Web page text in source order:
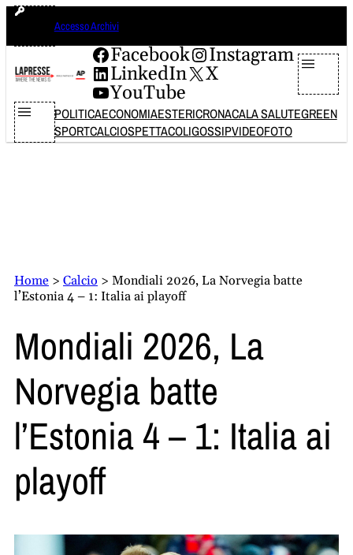
Vai
contenuto
Accesso Archivi
Facebook
Instagram
LinkedIn
X
YouTube
POLITICAECONOMIAESTERICRONACALA SALUTEGREEN
SPORTCALCIOSPETTACOLIGOSSIPVIDEOFOTO
Home > Calcio > Mondiali 2026, La Norvegia batte
l’Estonia 4 – 1: Italia ai playoff
Mondiali 2026, La
Norvegia batte
l’Estonia 4 – 1: Italia ai
playoff